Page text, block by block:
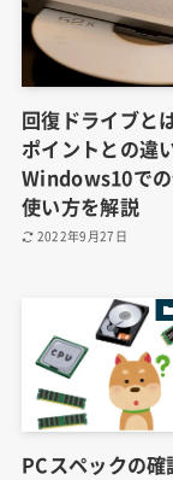
回復ドライブと
ポイントとの違
Windows10での
使い方を解説
2022年9月27日
PCスペックの確